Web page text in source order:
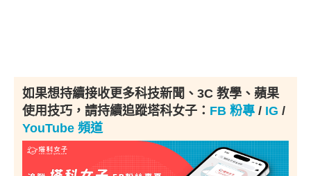
如果想持續接收更多科技新聞、3C 教學、蘋果
使用技巧，請持續追蹤塔科女子： FB 粉專 / IG /
YouTube 頻道